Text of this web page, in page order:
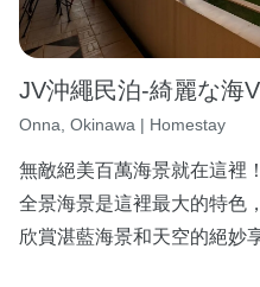
JV沖繩民泊-綺麗な海
Onna, Okinawa | Homestay
無敵絕美百萬海景就在這裡
全景海景是這裡最大的特色
欣賞湛藍海景和天空的絕妙